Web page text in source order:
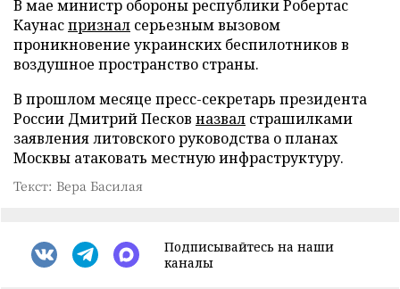
В мае министр обороны республики Робертас
Каунаспризнал серьезным вызовом
проникновение украинских беспилотников в
воздушное пространство страны.
В прошлом месяце пресс-секретарь президента
России Дмитрий Песков назвал страшилками
заявления литовского руководства о планах
Москвы атаковать местную инфраструктуру.
Текст: Вера Басилая
Подписывайтесь на наши
каналы